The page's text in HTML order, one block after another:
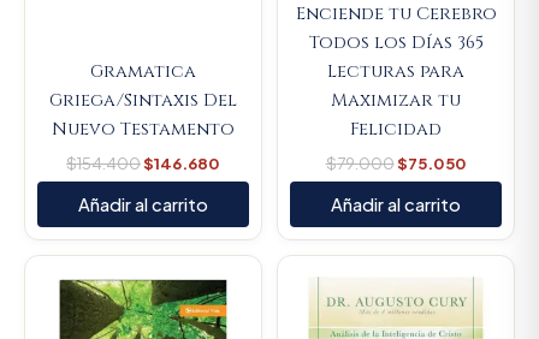
Gramatica
Griega/Sintaxis Del
Nuevo Testamento
$154.400$146.680
Añadir al carrito
Enciende tu Cerebro
Todos los Días 365
Lecturas para
Maximizar tu
Felicidad
$79.000$75.050
Añadir al carrito
price
was:
$57.200.
Current
price
is:
$54.340.